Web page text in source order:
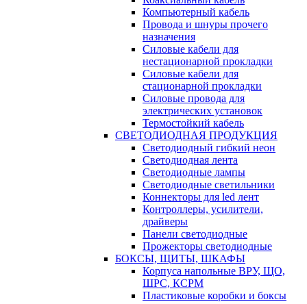
Компьютерный кабель
Провода и шнуры прочего
назначения
Силовые кабели для
нестационарной прокладки
Силовые кабели для
стационарной прокладки
Силовые провода для
электрических установок
Термостойкий кабель
СВЕТОДИОДНАЯ ПРОДУКЦИЯ
Светодиодный гибкий неон
Светодиодная лента
Светодиодные лампы
Светодиодные светильники
Коннекторы для led лент
Контроллеры, усилители,
драйверы
Панели светодиодные
Прожекторы светодиодные
БОКСЫ, ЩИТЫ, ШКАФЫ
Корпуса напольные ВРУ, ЩО,
ШРС, КСРМ
Пластиковые коробки и боксы